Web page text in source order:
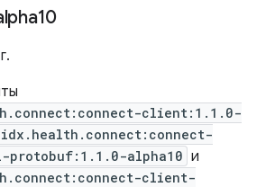
client:1.1.0-
alpha10 и
client-